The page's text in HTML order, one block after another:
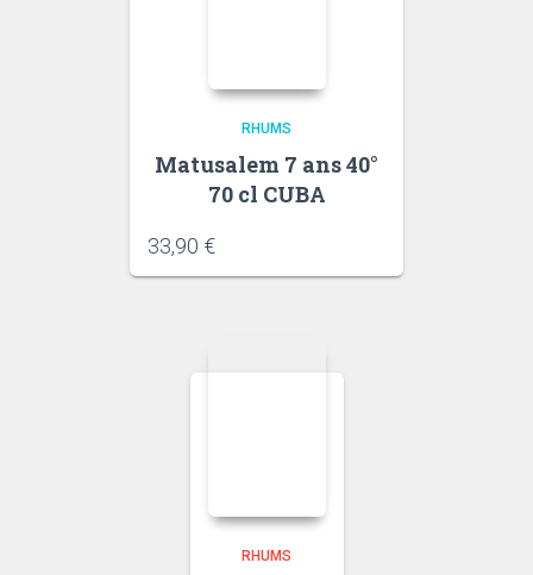
RHUMS
Matusalem 7 ans 40°
70 cl CUBA
33,90 €
RHUMS